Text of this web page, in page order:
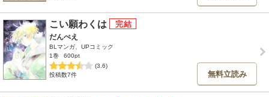
こい願わくは
だんぺえ
BLマンガ、UPコミック
1巻
600pt
(3.6)
投稿数7件
無料立読み